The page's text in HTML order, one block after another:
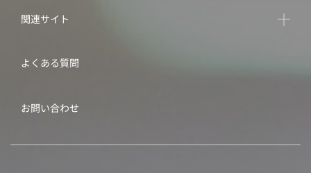
関連サイト
よくある質問
お問い合わせ